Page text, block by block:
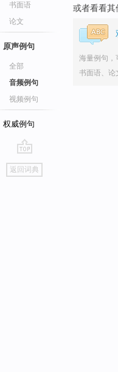
书面语
论文
原声例句
全部
音频例句
视频例句
权威例句
go
top
返回词典
或者看看其
海量例句，
书面语、论